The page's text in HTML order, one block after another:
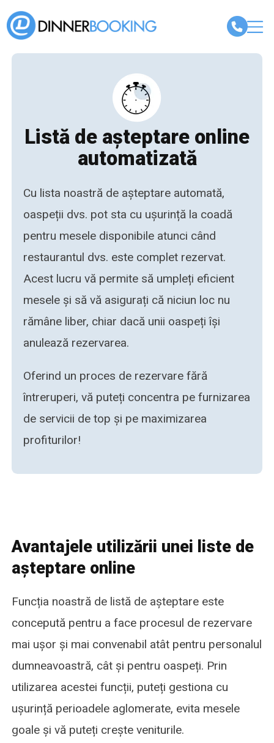
Listă de așteptare online
automatizată
Cu lista noastră de așteptare automată,
oaspeții dvs. pot sta cu ușurință la coadă
pentru mesele disponibile atunci când
restaurantul dvs. este complet rezervat.
Acest lucru vă permite să umpleți eficient
mesele și să vă asigurați că niciun loc nu
rămâne liber, chiar dacă unii oaspeți își
anulează rezervarea.
Oferind un proces de rezervare fără
întreruperi, vă puteți concentra pe furnizarea
de servicii de top și pe maximizarea
profiturilor!
Avantajele utilizării unei liste de
așteptare online
Funcția noastră de listă de așteptare este
concepută pentru a face procesul de rezervare
mai ușor și mai convenabil atât pentru personalul
dumneavoastră, cât și pentru oaspeți. Prin
utilizarea acestei funcții, puteți gestiona cu
ușurință perioadele aglomerate, evita mesele
goale și vă puteți crește veniturile.